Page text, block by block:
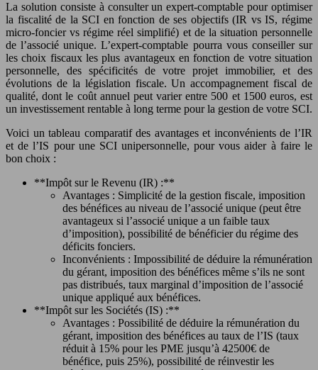
La solution consiste à consulter un expert-comptable pour optimiser
la fiscalité de la SCI en fonction de ses objectifs (IR vs IS, régime
micro-foncier vs régime réel simplifié) et de la situation personnelle
de l’associé unique. L’expert-comptable pourra vous conseiller sur
les choix fiscaux les plus avantageux en fonction de votre situation
personnelle, des spécificités de votre projet immobilier, et des
évolutions de la législation fiscale. Un accompagnement fiscal de
qualité, dont le coût annuel peut varier entre 500 et 1500 euros, est
un investissement rentable à long terme pour la gestion de votre SCI.
Voici un tableau comparatif des avantages et inconvénients de l’IR
et de l’IS pour une SCI unipersonnelle, pour vous aider à faire le
bon choix :
**Impôt sur le Revenu (IR) :**
Avantages : Simplicité de la gestion fiscale, imposition
des bénéfices au niveau de l’associé unique (peut être
avantageux si l’associé unique a un faible taux
d’imposition), possibilité de bénéficier du régime des
déficits fonciers.
Inconvénients : Impossibilité de déduire la rémunération
du gérant, imposition des bénéfices même s’ils ne sont
pas distribués, taux marginal d’imposition de l’associé
unique appliqué aux bénéfices.
**Impôt sur les Sociétés (IS) :**
Avantages : Possibilité de déduire la rémunération du
gérant, imposition des bénéfices au taux de l’IS (taux
réduit à 15% pour les PME jusqu’à 42500€ de
bénéfice, puis 25%), possibilité de réinvestir les